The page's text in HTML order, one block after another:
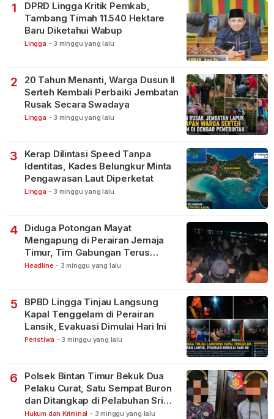
1
DPRD Lingga Kritik Pemkab,
Tambang Timah 11.540 Hektare
Baru Diketahui Wabup
Lingga - 3 minggu yang lalu
2
20 Tahun Menanti, Warga Dusun II
Serteh Kembali Perbaiki Jembatan
Rusak Secara Swadaya
Lingga - 3 minggu yang lalu
3
Kerap Dilintasi Speed Tanpa
Identitas, Kades Belungkur Minta
Pengawasan Laut Diperketat
Lingga - 3 minggu yang lalu
4
Diduga Potongan Mayat
Mengapung di Perairan Jemaja
Timur, Tim Gabungan Terus
Lakukan Pencarian
Headline - 3 minggu yang lalu
5
BPBD Lingga Tinjau Langsung
Kapal Tenggelam di Perairan
Lansik, Evakuasi Dimulai Hari Ini
Peristiwa - 3 minggu yang lalu
6
Polsek Bintan Timur Bekuk Dua
Pelaku Curat, Satu Sempat Buron
dan Ditangkap di Pelabuhan Sri
Bintan Pura
Hukum dan Kriminal - 3 minggu yang lalu